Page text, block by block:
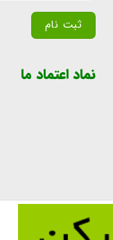
نماد اعتماد ما